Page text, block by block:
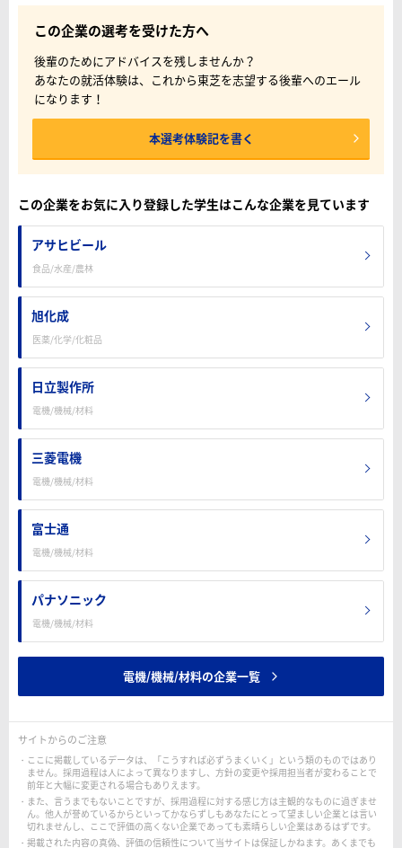
この企業の選考を受けた方へ
後輩のためにアドバイスを残しませんか？
あなたの就活体験は、これから東芝を志望する後輩へのエール
になります！
本選考体験記を書く
この企業をお気に入り登録した学生はこんな企業を見ています
アサヒビール
食品/水産/農林
旭化成
医薬/化学/化粧品
日立製作所
電機/機械/材料
三菱電機
電機/機械/材料
富士通
電機/機械/材料
パナソニック
電機/機械/材料
電機/機械/材料の企業一覧
サイトからのご注意
ここに掲載しているデータは、「こうすれば必ずうまくいく」という類のものではあり
ません。採用過程は人によって異なりますし、方針の変更や採用担当者が変わることで
前年と大幅に変更される場合もありえます。
また、言うまでもないことですが、採用過程に対する感じ方は主観的なものに過ぎませ
ん。他人が誉めているからといってかならずしもあなたにとって望ましい企業とは言い
切れませんし、ここで評価の高くない企業であっても素晴らしい企業はあるはずです。
掲載された内容の真偽、評価の信頼性について当サイトは保証しかねます。あくまでも